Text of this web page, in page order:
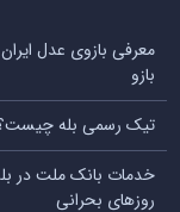
معرفی بازوی عدل ایران
بازو
تیک رسمی بله
خدمات بانک ملت در
روزهای بحرانی